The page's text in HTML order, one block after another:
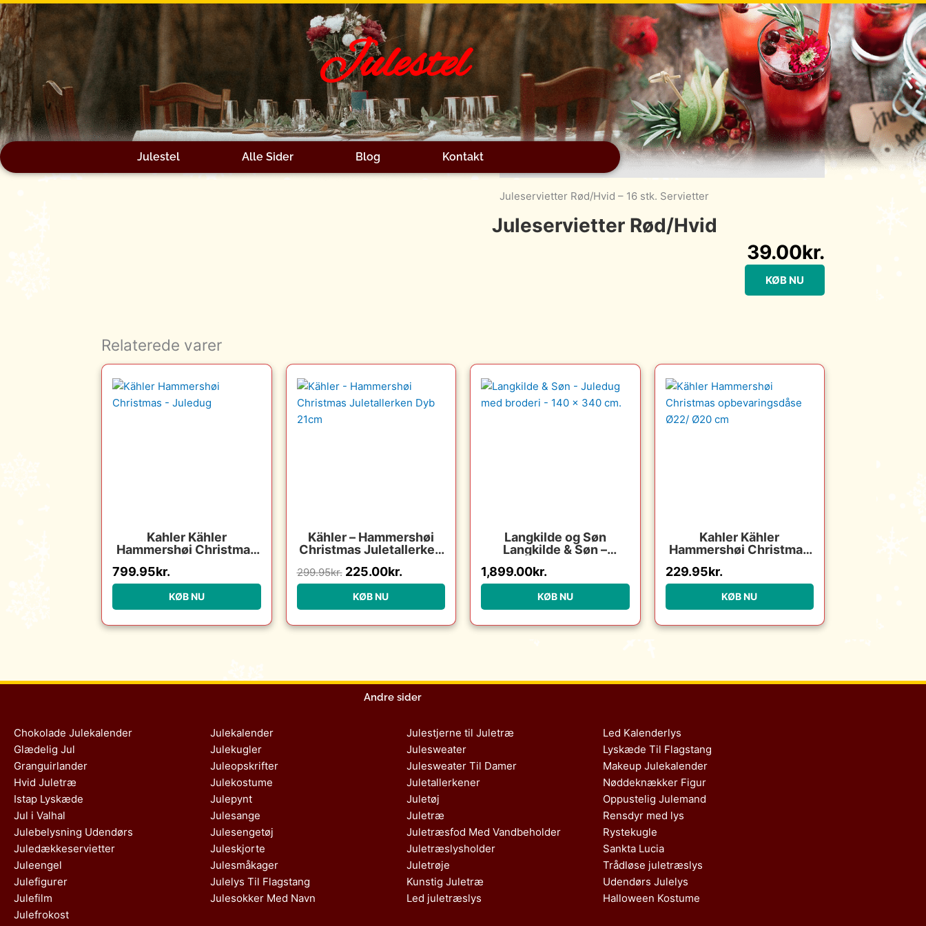
Gå
til
indholdet
Julestel
Julestel Alle Sider Blog Kontakt
Juleservietter Rød/Hvid
39.00kr.
KØB NU
Juleservietter Rød/Hvid – 16 stk. Servietter
Relaterede varer
Kahler Kähler
Hammershøi Christmas
Christensen Møbler :
Erling Christensen
Møbler
799.95kr.
KØB NU
Kähler – Hammershøi
Christmas Juletallerken
299.95kr.
oprindelige
pris
225.00kr.
aktuelle
pris
KØB NU
Langkilde og Søn
Langkilde & Søn –
140 x 340 cm. : Erling
Christensen Møbler :
Erling Christensen
Møbler
1,899.00kr.
KØB NU
Kahler Kähler
Hammershøi Christmas
Ø20 cm : Erling
Christensen Møbler :
Erling Christensen
Møbler
229.95kr.
KØB NU
Andre sider
Chokolade Julekalender
Glædelig Jul
Granguirlander
Hvid Juletræ
Istap Lyskæde
Jul i Valhal
Julebelysning Udendørs
Juledækkeservietter
Juleengel
Julefigurer
Julefilm
Julefrokost
Julekalender
Julekugler
Juleopskrifter
Julekostume
Julepynt
Julesange
Julesengetøj
Juleskjorte
Julesmåkager
Julelys Til Flagstang
Julesokker Med Navn
Julestjerne til Juletræ
Julesweater
Julesweater Til Damer
Juletallerkener
Juletøj
Juletræ
Juletræsfod Med Vandbeholder
Juletræslysholder
Juletrøje
Kunstig Juletræ
Led juletræslys
Led Kalenderlys
Lyskæde Til Flagstang
Makeup Julekalender
Nøddeknækker Figur
Oppustelig Julemand
Rensdyr med lys
Rystekugle
Sankta Lucia
Trådløse juletræslys
Udendørs Julelys
Halloween Kostume